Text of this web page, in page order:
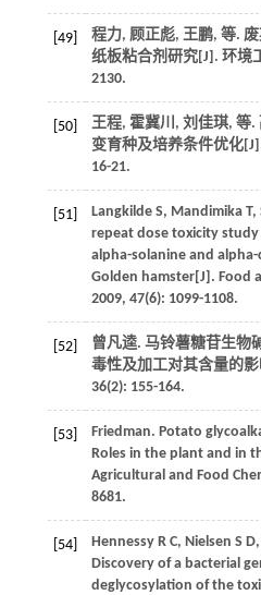
[49] 程力, 顾正彪, 王鹏, 等.
纸板粘合剂研究[J]. 环境
2130.
[50] 王程, 霍冀川, 刘佳琪, 等.
变育种及培养条件优化
16-21.
[51] Langkilde S, Mandimika T,
repeat dose toxicity
alpha-solanine and
Golden hamster[J]. Food
2009, 47(6): 1099-1108.
[52]
曾凡逵. 马铃薯糖苷生物
毒性及加工对其含量的
36(2): 155-164.
[53]
Friedman. Potato
Roles in the plant and in
Agricultural and Food
8681.
[54] Hennessy R C, Nielsen S D,
Discovery of a bacterial
deglycosylation of the